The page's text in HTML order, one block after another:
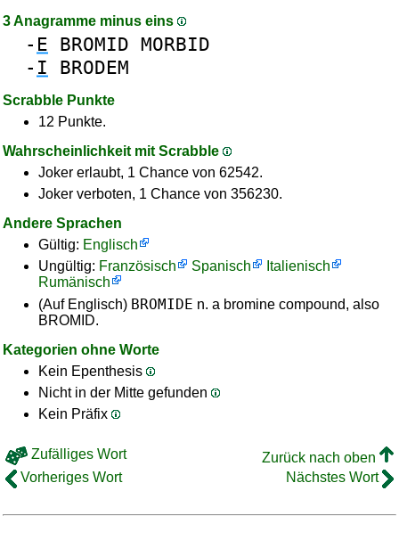
3 Anagramme minus eins
- E BROMID MORBID
- I BRODEM
Scrabble Punkte
12 Punkte.
Wahrscheinlichkeit mit Scrabble
Joker erlaubt, 1 Chance von 62542.
Joker verboten, 1 Chance von 356230.
Andere Sprachen
Gültig: Englisch
Ungültig: Französisch Spanisch
Italienisch
Rumänisch
(Auf Englisch) BROMIDE n. a bromine compound, also
BROMID.
Kategorien ohne Worte
Kein Epenthesis
Nicht in der Mitte gefunden
Kein Präfix
Zufälliges Wort
Zurück nach oben
Vorheriges Wort
Nächstes Wort